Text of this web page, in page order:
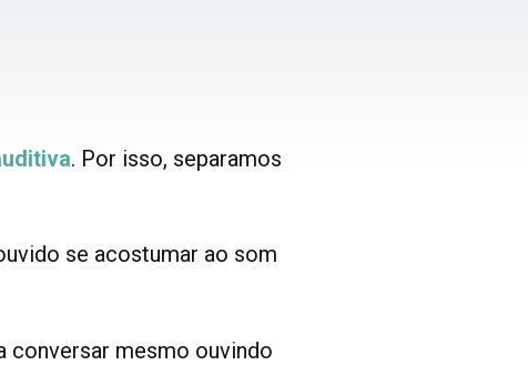
. Por isso, separamos
se acostumar ao som
conversar mesmo ouvindo